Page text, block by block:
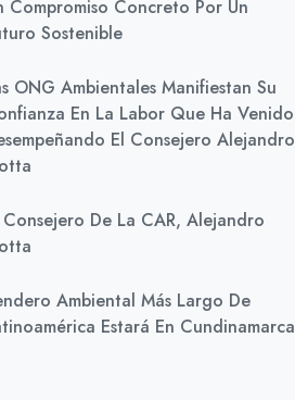
Compromiso Concreto Por Un
Sostenible
ONG Ambientales Manifiestan Su
En La Labor Que Ha Venido
El Consejero Alejandro
Consejero De La CAR, Alejandro
Ambiental Más Largo De
Estará En Cundinamarca